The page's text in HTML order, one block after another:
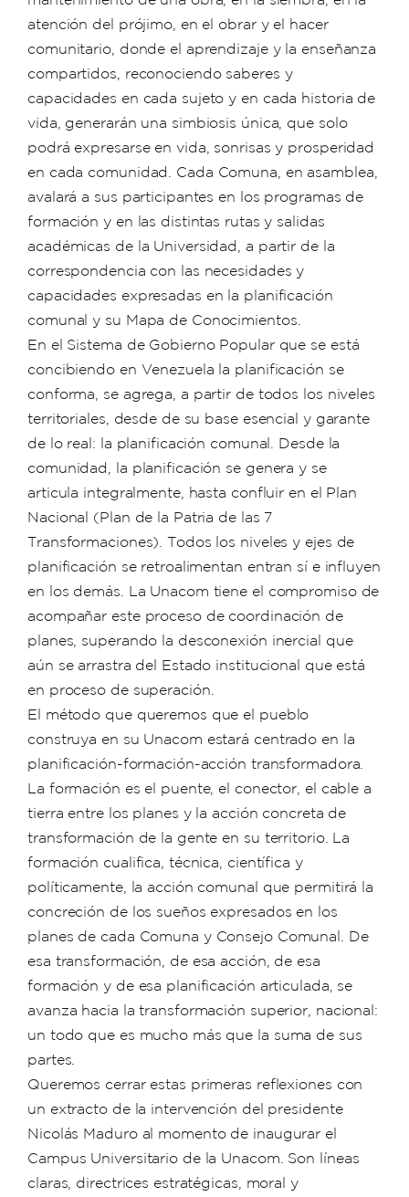
atención del prójimo, en el obrar y el hacer
comunitario, donde el aprendizaje y la enseñanza
compartidos, reconociendo saberes y
capacidades en cada sujeto y en cada historia de
vida, generarán una simbiosis única, que solo
podrá expresarse en vida, sonrisas y prosperidad
en cada comunidad. Cada Comuna, en asamblea,
avalará a sus participantes en los programas de
formación y en las distintas rutas y salidas
académicas de la Universidad, a partir de la
correspondencia con las necesidades y
capacidades expresadas en la planificación
comunal y su Mapa de Conocimientos.
En el Sistema de Gobierno Popular que se está
concibiendo en Venezuela la planificación se
conforma, se agrega, a partir de todos los niveles
territoriales, desde de su base esencial y garante
de lo real: la planificación comunal. Desde la
comunidad, la planificación se genera y se
articula integralmente, hasta confluir en el Plan
Nacional (Plan de la Patria de las 7
Transformaciones). Todos los niveles y ejes de
planificación se retroalimentan entran sí e influyen
en los demás. La Unacom tiene el compromiso de
acompañar este proceso de coordinación de
planes, superando la desconexión inercial que
aún se arrastra del Estado institucional que está
en proceso de superación.
El método que queremos que el pueblo
construya en su Unacom estará centrado en la
planificación-formación-acción transformadora.
La formación es el puente, el conector, el cable a
tierra entre los planes y la acción concreta de
transformación de la gente en su territorio. La
formación cualifica, técnica, científica y
políticamente, la acción comunal que permitirá la
concreción de los sueños expresados en los
planes de cada Comuna y Consejo Comunal. De
esa transformación, de esa acción, de esa
formación y de esa planificación articulada, se
avanza hacia la transformación superior, nacional:
un todo que es mucho más que la suma de sus
partes.
Queremos cerrar estas primeras reflexiones con
un extracto de la intervención del presidente
Nicolás Maduro al momento de inaugurar el
Campus Universitario de la Unacom. Son líneas
claras, directrices estratégicas, moral y